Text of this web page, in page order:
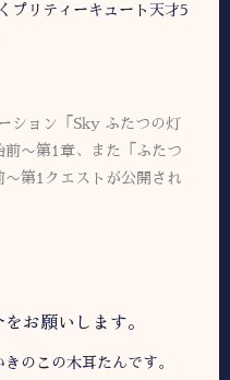
プリティーキュート天才5
ション「Sky ふたつの灯
〜第1章、また「ふたつ
第1クエストが公開され
お願いします。
のこの木耳たんです。